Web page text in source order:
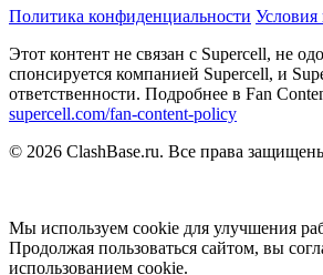
Политика конфиденциальности Условия
Этот контент не связан с Supercell, не
спонсируется компанией Supercell, и
ответственности. Подробнее в Fan
supercell.com/fan-content-policy
© 2026 ClashBase.ru. Все права
Мы используем cookie для улучшения
Продолжая пользоваться сайтом, вы
использованием cookie.